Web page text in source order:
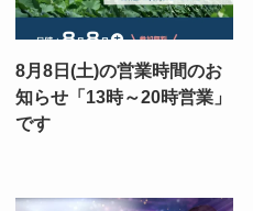
8月8日(土)の営業時間のお
知らせ「13時～20時営業」
です